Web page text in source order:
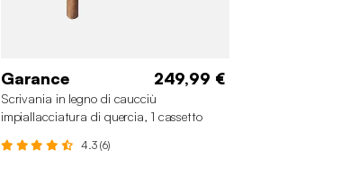
Garance 249,99 €
Scrivania in legno di caucciù
impiallacciatura di quercia, 1 cassetto
4.3 (6)